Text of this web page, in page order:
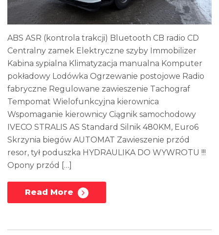
ABS ASR (kontrola trakcji) Bluetooth CB radio CD
Centralny zamek Elektryczne szyby Immobilizer
Kabina sypialna Klimatyzacja manualna Komputer
pokładowy Lodówka Ogrzewanie postojowe Radio
fabryczne Regulowane zawieszenie Tachograf
Tempomat Wielofunkcyjna kierownica
Wspomaganie kierownicy Ciągnik samochodowy
IVECO STRALIS AS Standard Silnik 480KM, Euro6
Skrzynia biegów AUTOMAT Zawieszenie przód
resor, tył poduszka HYDRAULIKA DO WYWROTU !!!
Opony przód […]
Read More